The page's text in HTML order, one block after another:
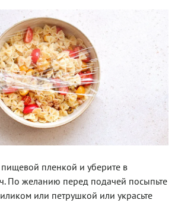
пищевой пленкой и уберите в
По желанию перед подачей посыпьте
или петрушкой или украсьте